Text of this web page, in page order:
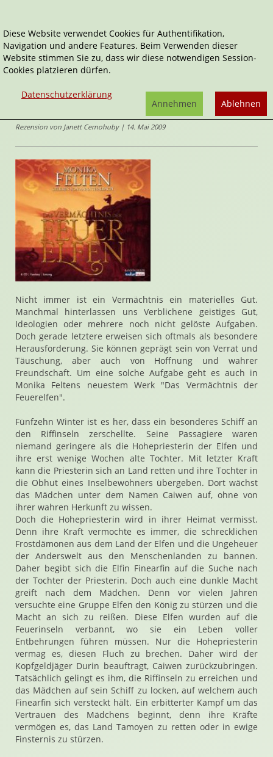
Home Audio-Bücher
Fantasy & Science Fiction
Das Vermächtnis der Feuerelfen
Das Vermächtnis der Feuerelfen
Rezension von Janett Cernohuby | 14. Mai 2009
Nicht immer ist ein Vermächtnis ein materielles Gut.
Manchmal hinterlassen uns Verblichene geistiges Gut,
Ideologien oder mehrere noch nicht gelöste Aufgaben.
Doch gerade letztere erweisen sich oftmals als besondere
Herausforderung. Sie können geprägt sein von Verrat und
Täuschung, aber auch von Hoffnung und wahrer
Freundschaft. Um eine solche Aufgabe geht es auch in
Monika Feltens neuestem Werk "Das Vermächtnis der
Feuerelfen".
Fünfzehn Winter ist es her, dass ein besonderes Schiff an
den Riffinseln zerschellte. Seine Passagiere waren
niemand geringere als die Hohepriesterin der Elfen und
ihre erst wenige Wochen alte Tochter. Mit letzter Kraft
kann die Priesterin sich an Land retten und ihre Tochter in
die Obhut eines Inselbewohners übergeben. Dort wächst
das Mädchen unter dem Namen Caiwen auf, ohne von
ihrer wahren Herkunft zu wissen.
Doch die Hohepriesterin wird in ihrer Heimat vermisst.
Denn ihre Kraft vermochte es immer, die schrecklichen
Frostdämonen aus dem Land der Elfen und die Ungeheuer
der Anderswelt aus den Menschenlanden zu bannen.
Daher begibt sich die Elfin Finearfin auf die Suche nach
der Tochter der Priesterin. Doch auch eine dunkle Macht
greift nach dem Mädchen. Denn vor vielen Jahren
versuchte eine Gruppe Elfen den König zu stürzen und die
Macht an sich zu reißen. Diese Elfen wurden auf die
Feuerinseln verbannt, wo sie ein Leben voller
Entbehrungen führen müssen. Nur die Hohepriesterin
vermag es, diesen Fluch zu brechen. Daher wird der
Kopfgeldjäger Durin beauftragt, Caiwen zurückzubringen.
Tatsächlich gelingt es ihm, die Riffinseln zu erreichen und
das Mädchen auf sein Schiff zu locken, auf welchem auch
Finearfin sich versteckt hält. Ein erbitterter Kampf um das
Vertrauen des Mädchens beginnt, denn ihre Kräfte
vermögen es, das Land Tamoyen zu retten oder in ewige
Finsternis zu stürzen.
Diese Website verwendet Cookies für Authentifikation,
Navigation und andere Features. Beim Verwenden dieser
Website stimmen Sie zu, dass wir diese notwendigen Session-
Cookies platzieren dürfen.
Datenschutzerklärung
Ablehnen
Annehmen